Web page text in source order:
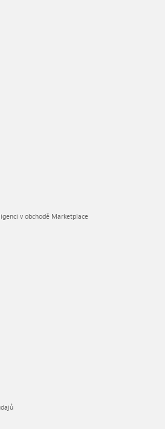
v obchodě Marketplace